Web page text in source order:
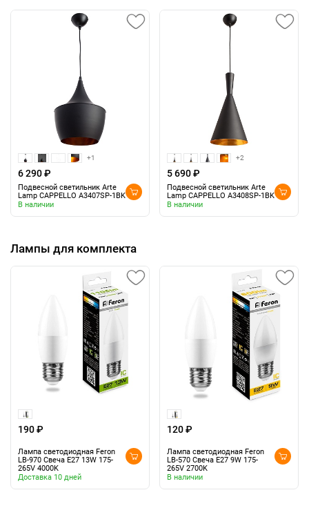
+1
6 290 ₽
Подвесной светильник Arte
Lamp CAPPELLO A3407SP-1BK
В наличии
+2
5 690 ₽
Подвесной светильник Arte
Lamp CAPPELLO A3408SP-1BK
В наличии
Лампы для комплекта
190 ₽
Лампа светодиодная Feron
LB-970 Свеча E27 13W 175-
265V 4000K
Доставка 10 дней
120 ₽
Лампа светодиодная Feron
LB-570 Свеча E27 9W 175-
265V 2700K
В наличии